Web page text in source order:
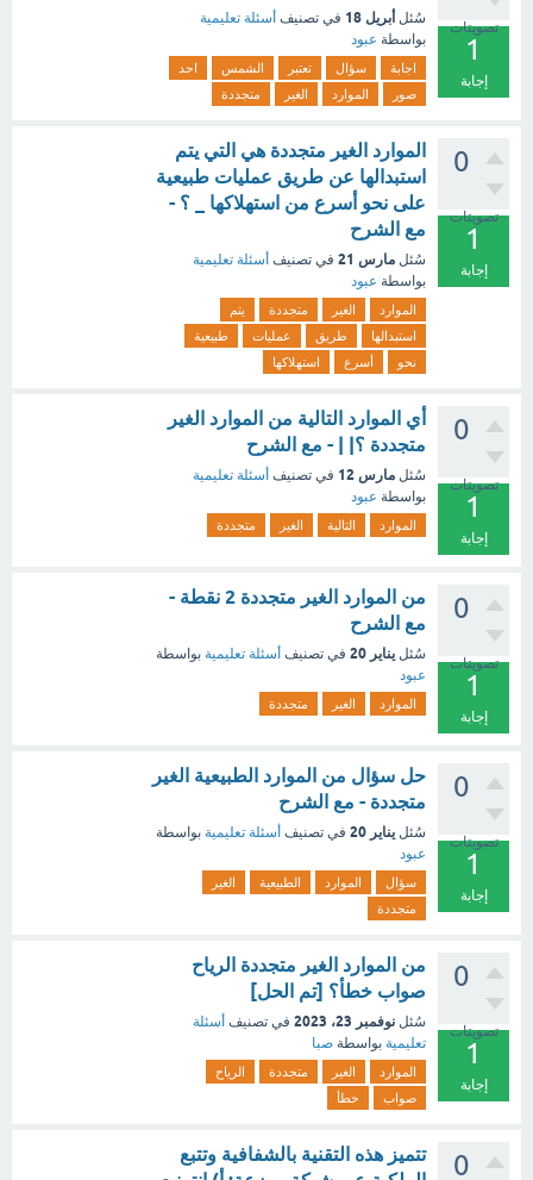
تصويتات
1
إجابة
سُئل أبريل 18 في تصنيف أسئلة تعليمية
بواسطة عبود
اجابة سؤال تعتبر الشمس
احد
صور
الموارد الغير متجددة
0
تصويتات
1
إجابة
الموارد الغير متجددة هي التي يتم
استبدالها عن طريق عمليات طبيعية
على نحو أسرع من استهلاكها _ ؟ -
مع الشرح
سُئل مارس 21 في تصنيف أسئلة تعليمية
بواسطة عبود
الموارد الغير متجددة
يتم
استبدالها
طريق عمليات
طبيعية
نحو
أسرع استهلاكها
0
تصويتات
1
إجابة
أي الموارد التالية من الموارد الغير
متجددة ؟| | - مع الشرح
سُئل مارس 12 في تصنيف أسئلة تعليمية
بواسطة عبود
الموارد التالية الغير متجددة
0
تصويتات
1
إجابة
من الموارد الغير متجددة 2 نقطة -
مع الشرح
سُئل يناير 20 في تصنيف أسئلة تعليمية بواسطة
عبود
الموارد الغير متجددة
0
تصويتات
1
إجابة
حل سؤال من الموارد الطبيعية الغير
متجددة - مع الشرح
سُئل يناير 20 في تصنيف أسئلة تعليمية بواسطة
عبود
سؤال الموارد الطبيعية
الغير
متجددة
0
تصويتات
1
إجابة
من الموارد الغير متجددة الرياح
صواب خطأ؟ [تم الحل]
سُئل نوفمبر 23، 2023 في تصنيف أسئلة
تعليمية بواسطة صبا
الموارد الغير متجددة
الرياح
صواب
خطأ
0
تتميز هذه التقنية بالشفافية وتتبع